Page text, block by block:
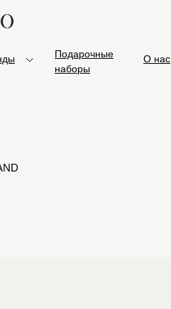
Подарочные
наборы
О нас